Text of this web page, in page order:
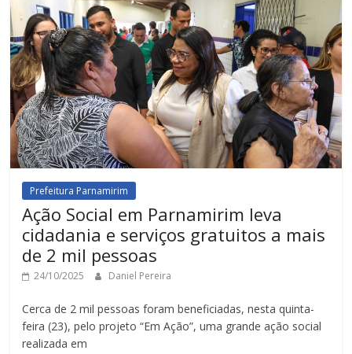
Prefeitura Parnamirim
Ação Social em Parnamirim leva
cidadania e serviços gratuitos a mais
de 2 mil pessoas
24/10/2025 Daniel Pereira
Cerca de 2 mil pessoas foram beneficiadas, nesta quinta-
feira (23), pelo projeto “Em Ação”, uma grande ação social
realizada em